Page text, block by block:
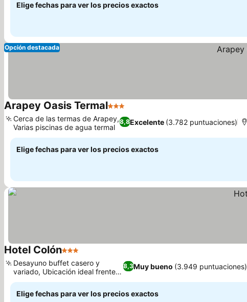
Elige fechas para ver los precios exactos
Opción destacada
Arapey Oasis Termal3 Estrellas
8,8Excelente (3.782 puntuaciones)
Cerca de las termas de Arapey,
Varias piscinas de agua termal
Elige fechas para ver los precios exactos
Hotel Colón3 Estrellas
8,3Muy bueno (3.949 puntuaciones)
Desayuno buffet casero y
variado, Ubicación ideal frente a
la playa
Elige fechas para ver los precios exactos